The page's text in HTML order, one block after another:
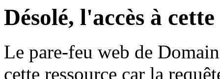
Désolé, l'accès à
Le pare-feu web de
cette ressource car la